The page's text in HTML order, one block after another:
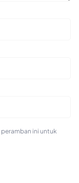
ini untuk